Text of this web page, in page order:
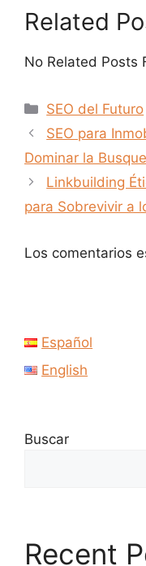
Related
No Related Posts
Categorías
SEO del Futuro
SEO para
Dominar la
Linkbuilding
para Sobrevivir a
Los comentarios
Español
English
Buscar
Recent